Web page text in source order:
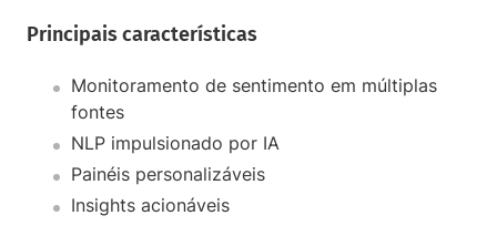
Principais características
Monitoramento de sentimento em múltiplas
fontes
NLP impulsionado por IA
Painéis personalizáveis
Insights acionáveis